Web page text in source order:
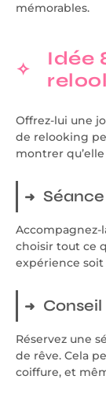
mémorables.
Idée
Offrez-lui une
de relooking
montrer
Accompagnez-
choisir tout ce
expérience
Réservez une
de rêve. Cela
coiffure, et